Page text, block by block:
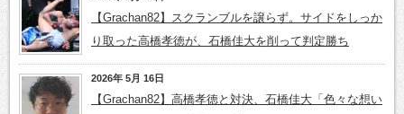
【Grachan82】スクランブルを譲らず。サイドをしっか
り取った高橋孝徳が、石橋佳大を削って判定勝ち
2026年 5月 16日
【Grachan82】高橋孝徳と対決、石橋佳大「色々な想い